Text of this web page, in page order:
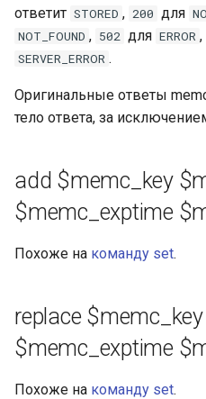
ответит STORED , 200 для
NOT_FOUND , 502 для ERROR ,
SERVER_ERROR .
Оригинальные ответы
тело ответа, за
add $memc_key
$memc_exptime
Похоже на команду set.
replace
$memc_exptime
Похоже на команду set.